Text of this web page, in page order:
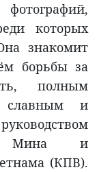
которых
знакомит
борьбы за
полным
славным и
Мина и
(КПВ).